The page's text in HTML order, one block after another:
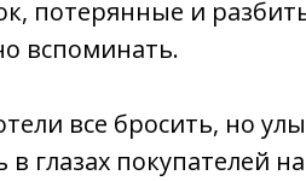
потерянные и
вспоминать.
все бросить, но
в глазах покупателей